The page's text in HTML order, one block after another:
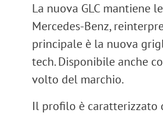
La nuova GLCmantiene
Mercedes-Benz,
principale è la nuova
tech. Disponibile anche
volto del marchio.
Il profilo è caratterizzato